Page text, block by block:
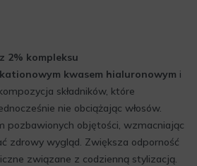
2% kompleksu
kationowym kwasem hialuronowym i
składników, które
nie obciążając włosów.
pozbawionych objętości, wzmacniając
zdrowy wygląd. Zwiększa odporność
związane z codzienną stylizacją.